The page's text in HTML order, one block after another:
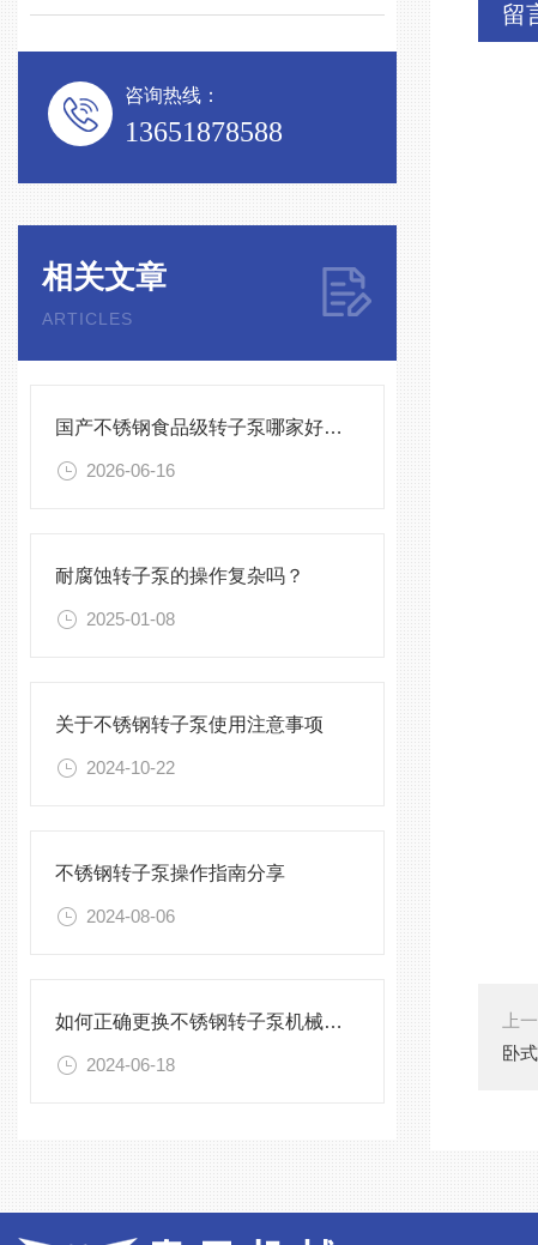
咨询热线：
13651878588
相关文章
ARTICLES
国产不锈钢食品级转子泵哪家好？深度解析秦平机械的智造技术与产品优势
2026-06-16
耐腐蚀转子泵的操作复杂吗？
2025-01-08
关于不锈钢转子泵使用注意事项
2024-10-22
不锈钢转子泵操作指南分享
2024-08-06
如何正确更换不锈钢转子泵机械密封，快来看看
2024-06-18
留
上
卧